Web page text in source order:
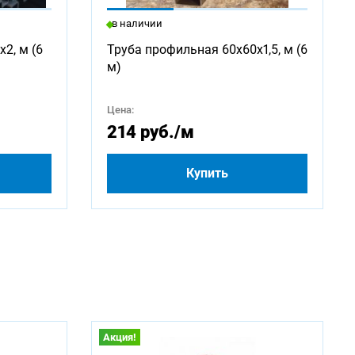
м (6
в наличии
Труба профильная 60х60х1,5, м (6
м)
Цена:
214 руб./м
Купить
Акция!